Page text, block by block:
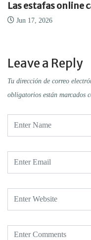
Las estafas online
Jun 17, 2026
Leave a Reply
Tu dirección de correo
obligatorios están marcados